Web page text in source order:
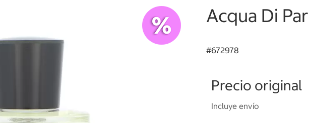
Acqua Di
#672978
Precio original
Incluye envío